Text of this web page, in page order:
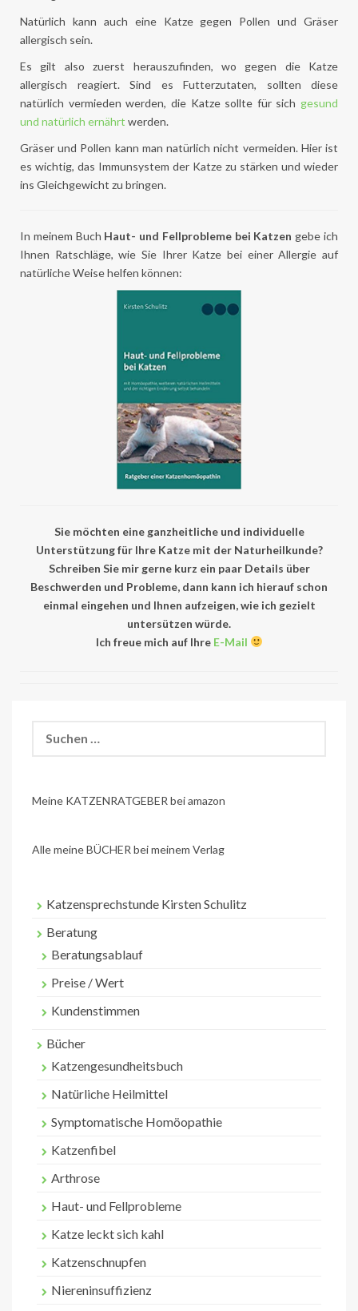
Natürlich kann auch eine Katze gegen Pollen und Gräser
allergisch sein.
Es gilt also zuerst herauszufinden, wo gegen die Katze
allergisch reagiert. Sind es Futterzutaten, sollten diese
natürlich vermieden werden, die Katze sollte für sich gesund
und natürlich ernährt werden.
Gräser und Pollen kann man natürlich nicht vermeiden. Hier ist
es wichtig, das Immunsystem der Katze zu stärken und wieder
ins Gleichgewicht zu bringen.
In meinem Buch Haut- und Fellprobleme bei Katzen gebe ich
Ihnen Ratschläge, wie Sie Ihrer Katze bei einer Allergie auf
natürliche Weise helfen können:
Sie möchten eine ganzheitliche und individuelle
Unterstützung für Ihre Katze mit der Naturheilkunde?
Schreiben Sie mir gerne kurz ein paar Details über
Beschwerden und Probleme, dann kann ich hierauf schon
einmal eingehen und Ihnen aufzeigen, wie ich gezielt
untersützen würde.
Ich freue mich auf Ihre E-Mail
nach:
Meine KATZENRATGEBER bei amazon
Alle meine BÜCHER bei meinem Verlag
Katzensprechstunde Kirsten Schulitz
Beratung
Beratungsablauf
Preise / Wert
Kundenstimmen
Bücher
Katzengesundheitsbuch
Natürliche Heilmittel
Symptomatische Homöopathie
Katzenfibel
Arthrose
Haut- und Fellprobleme
Katze leckt sich kahl
Katzenschnupfen
Niereninsuffizienz